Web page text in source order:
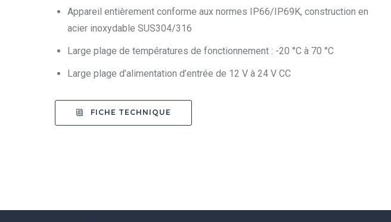
Appareil entièrement conforme aux normes IP66/IP69K, construction en
acier inoxydable SUS304/316
Large plage de températures de fonctionnement : -20 °C à 70 °C
Large plage d’alimentation d’entrée de 12 V à 24 V CC
FICHE TECHNIQUE